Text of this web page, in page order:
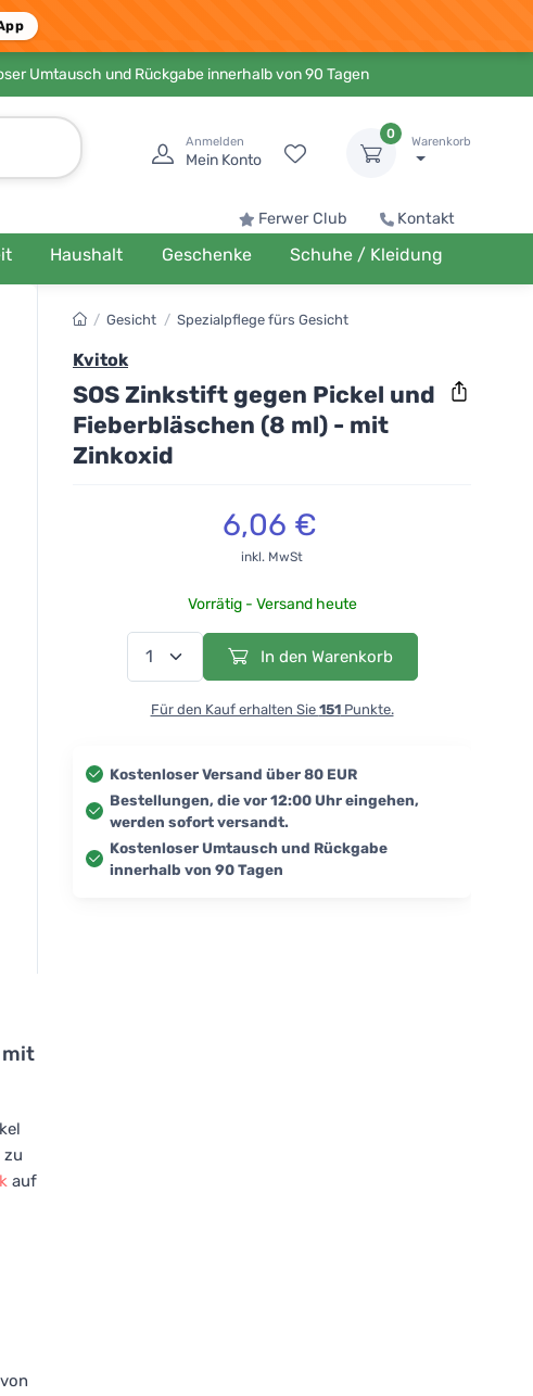
Umtausch und Rückgabe innerhalb von 90 Tagen
Anmelden
Mein Konto
0
Warenkorb
Ferwer Club Kontakt
Haushalt Geschenke Schuhe / Kleidung
mit
zu
auf
/ Gesicht / Spezialpflege fürs Gesicht
Kvitok
SOS Zinkstift gegen Pickel und
Fieberbläschen (8 ml) - mit
Zinkoxid
6,06 €
inkl. MwSt
Vorrätig - Versand heute
In den Warenkorb
Für den Kauf erhalten Sie 151Punkte.
Kostenloser Versand über 80 EUR
Bestellungen, die vor 12:00 Uhr eingehen,
werden sofort versandt.
Kostenloser Umtausch und Rückgabe
innerhalb von 90 Tagen